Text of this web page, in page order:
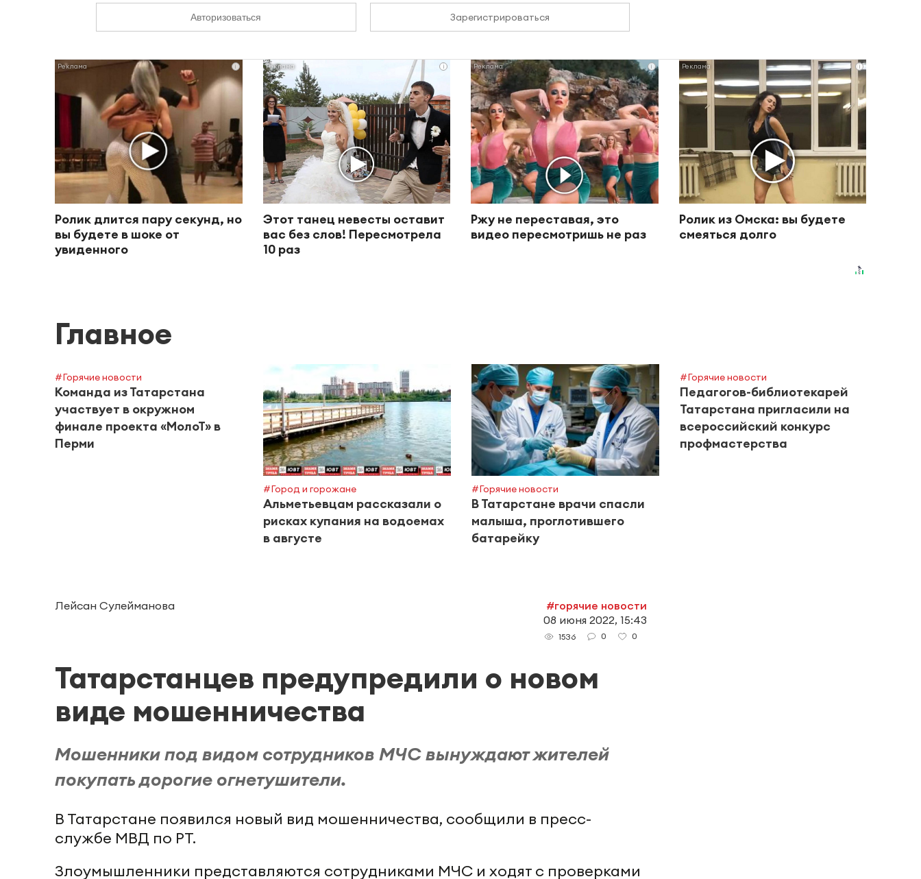
Авторизоваться Зарегистрироваться
i
Ролик длится пару секунд, но
вы будете в шоке от
увиденного
i
Этот танец невесты оставит
вас без слов! Пересмотрела
10 раз
i
Ржу не переставая, это
видео пересмотришь не раз
i
Ролик из Омска: вы будете
смеяться долго
Главное
#Горячие новости
Команда из Татарстана
участвует в окружном
финале проекта «МолоТ» в
Перми
#Город и горожане
Альметьевцам рассказали о
рисках купания на водоемах
в августе
#Горячие новости
В Татарстане врачи спасли
малыша, проглотившего
батарейку
#Горячие новости
Педагогов-библиотекарей
Татарстана пригласили на
всероссийский конкурс
профмастерства
Лейсан Сулейманова
#горячие новости
08 июня 2022, 15:43
1536 0 0
Татарстанцев предупредили о новом
виде мошенничества
Мошенники под видом сотрудников МЧС вынуждают жителей
покупать дорогие огнетушители.
В Татарстане появился новый вид мошенничества, сообщили в пресс-
службе МВД по РТ.
Злоумышленники представляются сотрудниками МЧС и ходят с проверками